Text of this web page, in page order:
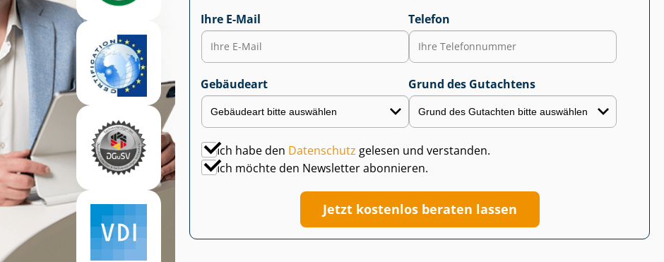
Ihre E-Mail Telefon
Gebäudeart Grund des Gutachtens
Ich habe den Datenschutz gelesen und verstanden.
Ich möchte den Newsletter abonnieren.
Jetzt kostenlos beraten lassen